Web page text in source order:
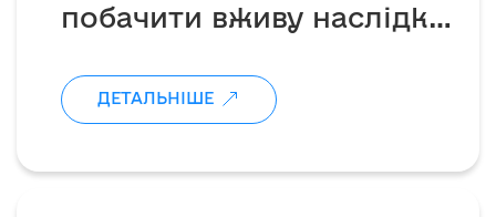
побачити вживу наслідки
ДЕТАЛЬНІШЕ